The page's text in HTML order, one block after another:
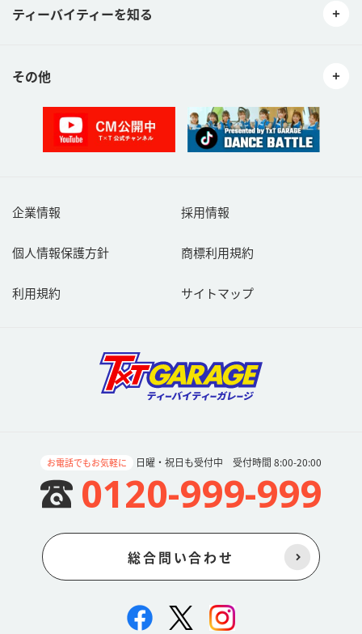
お電話でもお気軽に 日曜・祝日も受付中 受付時間 8:00-20:00
0120-999-999
総合問い合わせ
ティーバイティーを知る
その他
企業情報 採用情報
個人情報保護方針 商標利用規約
利用規約 サイトマップ